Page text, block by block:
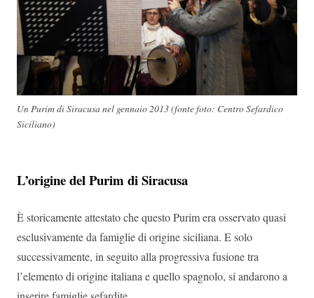
Un Purim di Siracusa nel gennaio 2013 (fonte foto: Centro Sefardico
Siciliano)
L’origine del Purim di Siracusa
È storicamente attestato che questo Purim era osservato quasi
esclusivamente da famiglie di origine siciliana. E solo
successivamente, in seguito alla progressiva fusione tra
l’elemento di origine italiana e quello spagnolo, si andarono a